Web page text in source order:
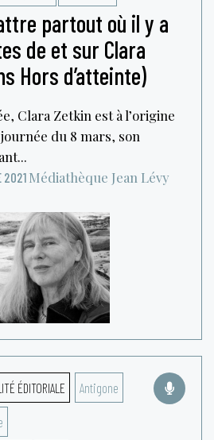
partout où il y a
de et sur Clara
Hors d’atteinte)
Clara Zetkin est à l’origine
du 8 mars, son
2021 Médiathèque Jean Lévy
ÉDITORIALE Antigone